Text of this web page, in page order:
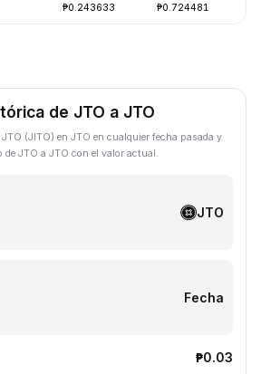
₱0.243633 ₱0.724481
de JTO a JTO
(JITO) en JTO en cualquier fecha pasada y
JTO a JTO con el valor actual.
JTO
Fecha
₱0.03